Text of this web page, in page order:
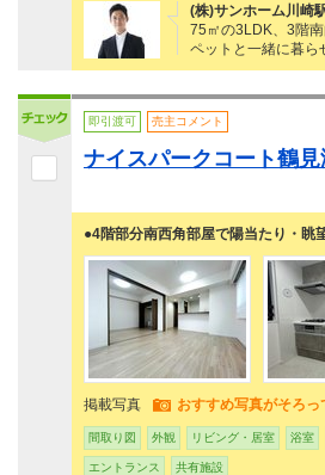
(株)サンホーム川崎
75㎡の3LDK、3階
ペットと一緒に暮ら
即引渡可 売主コメント
ナイスパークコート鶴見
●4階部分南西角部屋で陽当たり・眺
掲載写真 おすすめ写真がそろっ
間取り図 外観 リビング・居室 浴室
エントランス 共有施設